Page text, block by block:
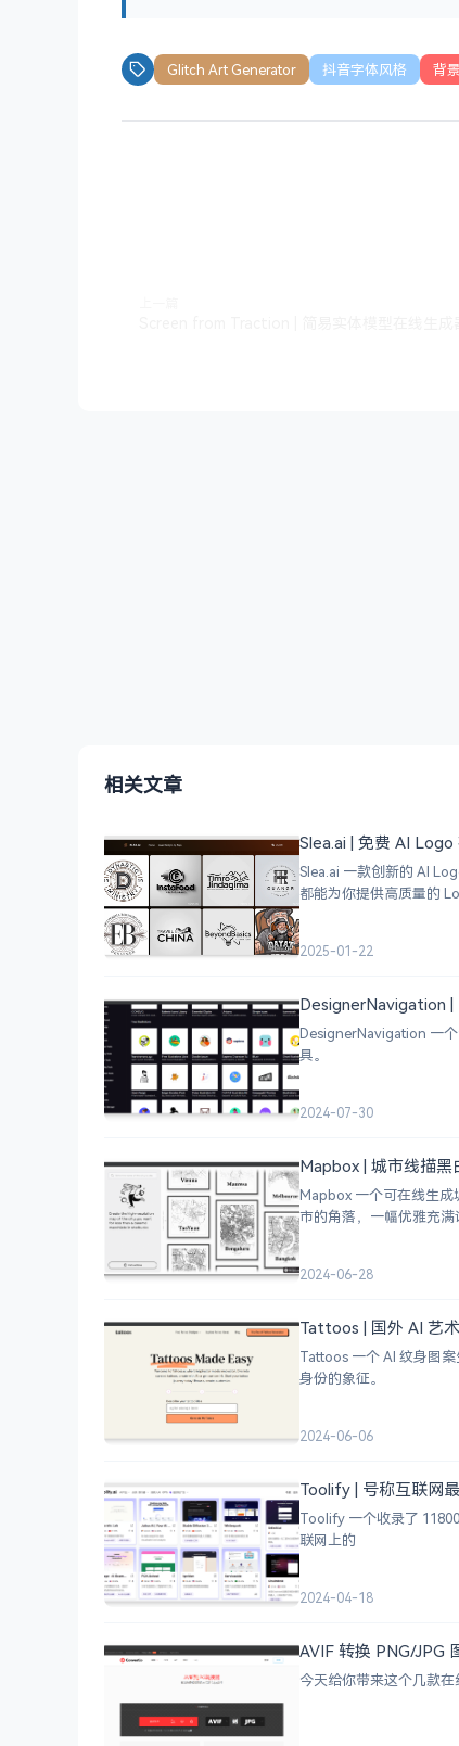
Glitch Art Generator 抖音字体风格 背
相关文章
Slea.ai | 免费 AI
Slea.ai 一款创新的 AI
都能为你提供高质量的 Lo
2025-01-22
DesignerNavigation
DesignerNavigation 一
具。
2024-07-30
Mapbox | 城市线描黑
Mapbox 一个可在线生
市的角落，一幅优雅充
2024-06-28
Tattoos | 国外 AI 艺
Tattoos 一个 AI 纹身图
身份的象征。
2024-06-06
Toolify | 号称互联网
Toolify 一个收录了
联网上的
2024-04-18
AVIF 转换 PNG/JPG
今天给你带来这个几款在